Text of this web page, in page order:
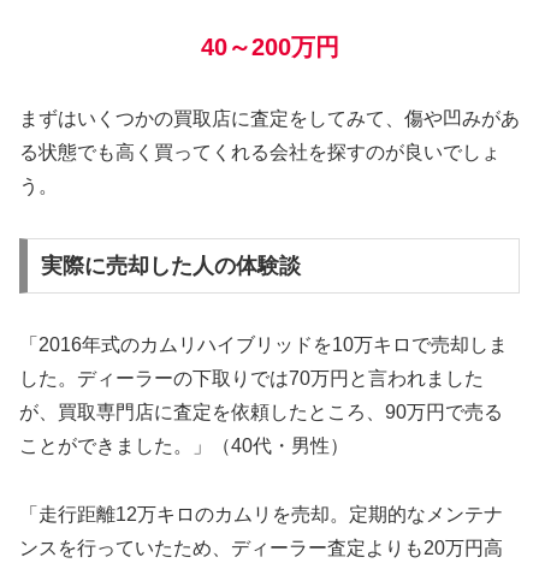
40～200万円
まずはいくつかの買取店に査定をしてみて、傷や凹みがあ
る状態でも高く買ってくれる会社を探すのが良いでしょ
う。
実際に売却した人の体験談
「2016年式のカムリハイブリッドを10万キロで売却しま
した。ディーラーの下取りでは70万円と言われました
が、買取専門店に査定を依頼したところ、90万円で売る
ことができました。」（40代・男性）
「走行距離12万キロのカムリを売却。定期的なメンテナ
ンスを行っていたため、ディーラー査定よりも20万円高